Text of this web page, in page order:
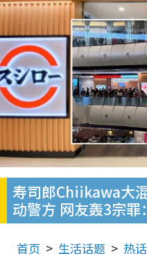
寿司郎Chiikawa大
动警方 网友轰3宗罪
首页 生活话题 热话